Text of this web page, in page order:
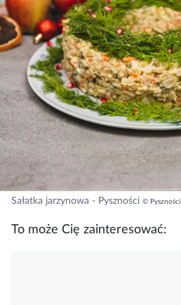
Sałatka jarzynowa - Pyszności © Pyszności
To może Cię zainteresować: